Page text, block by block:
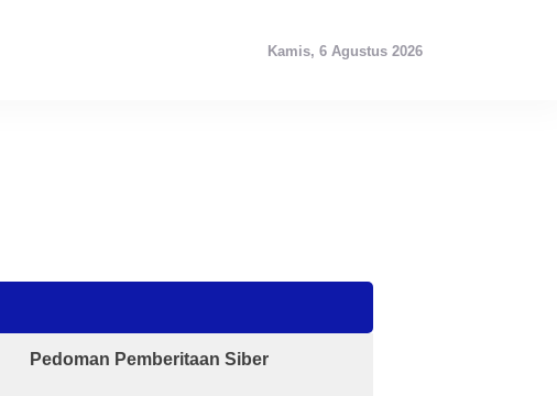
Kamis, 6 Agustus 2026
Pedoman Pemberitaan Siber